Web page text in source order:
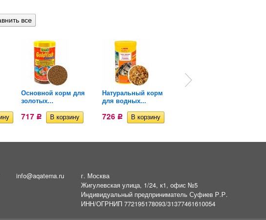
Основной корм для
золотых...
717 Р
Натуральный корм
для водных...
726 Р
info@aqatema.ru
г. Москва
Жигулевская улица, 1/24, к1, офис №5
Индивидуальный предприниматель Суфиев Р.Р.
ИНН/ОГРНИП 772195178093/31377461610054